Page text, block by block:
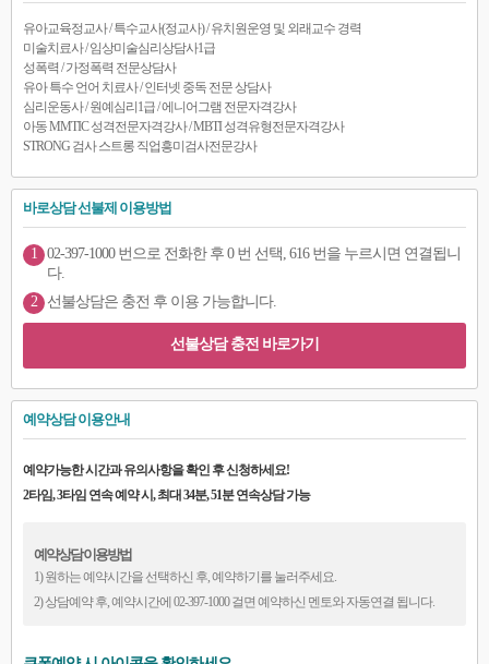
유아교육정교사 / 특수교사(정교사) / 유치원운영 및 외래교수 경력
미술치료사 / 임상미술심리상담사1급
성폭력 / 가정폭력 전문상담사
유아 특수 언어 치료사 / 인터넷 중독 전문 상담사
심리운동사 / 원예심리1급 / 에니어그램 전문자격강사
아동 MMTIC 성격전문자격강사 / MBTI 성격유형전문자격강사
STRONG 검사 스트롱 직업흥미검사전문강사
바로상담 선불제 이용방법
1 02-397-1000 번으로 전화한 후 0 번 선택, 616 번을 누르시면 연결됩니
다.
2
선불상담은 충전 후 이용 가능합니다.
선불상담 충전 바로가기
예약상담 이용안내
예약가능한 시간과 유의사항을 확인 후 신청하세요!
2타임, 3타임 연속 예약 시, 최대 34분, 51분 연속상담 가능
예약상담 이용방법
1) 원하는 예약시간을 선택하신 후, 예약하기를 눌러주세요.
2) 상담예약 후, 예약시간에 02-397-1000 걸면 예약하신 멘토와 자동연결 됩니다.